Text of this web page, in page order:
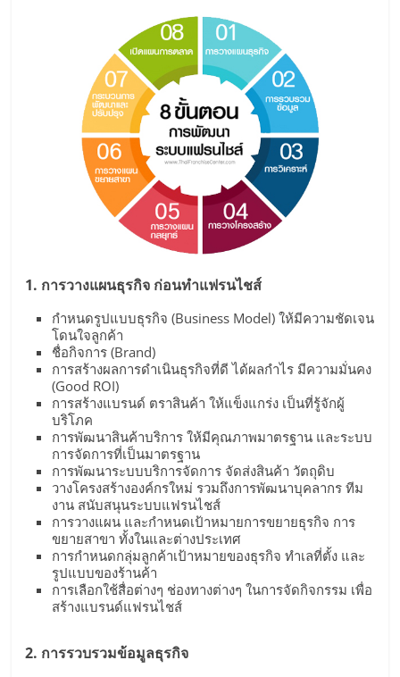
รน
พร้อม
สำหรับ
ร้าน
ปรึกษา
บริการ
พัฒนา
1. การวางแผนธุรกิจ ก่อนทำแฟรนไชส์
กำหนดรูปแบบธุรกิจ (Business Model) ให้มีความชัดเจน
โดนใจลูกค้า
ชื่อกิจการ (Brand)
การสร้างผลการดำเนินธุรกิจที่ดี ได้ผลกำไร มีความมั่นคง
(Good ROI)
การสร้างแบรนด์ ตราสินค้า ให้แข็งแกร่ง เป็นที่รู้จักผู้
บริโภค
การพัฒนาสินค้าบริการ ให้มีคุณภาพมาตรฐาน และระบบ
การจัดการที่เป็นมาตรฐาน
การพัฒนาระบบบริการจัดการ จัดส่งสินค้า วัตถุดิบ
วางโครงสร้างองค์กรใหม่ รวมถึงการพัฒนาบุคลากร ทีม
งาน สนับสนุนระบบแฟรนไชส์
การวางแผน และกำหนดเป้าหมายการขยายธุรกิจ การ
ขยายสาขา ทั้งในและต่างประเทศ
การกำหนดกลุ่มลูกค้าเป้าหมายของธุรกิจ ทำเลที่ตั้ง และ
รูปแบบของร้านค้า
การเลือกใช้สื่อต่างๆ ช่องทางต่างๆ ในการจัดกิจกรรม เพื่อ
สร้างแบรนด์แฟรนไชส์
2. การรวบรวมข้อมูลธุรกิจ